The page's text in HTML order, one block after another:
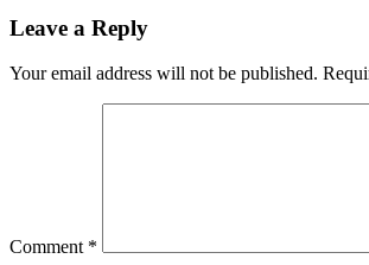
Leave a Reply
Your email address will not be published.
Comment *